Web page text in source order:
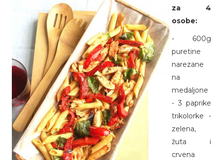
za 4
osobe:
- 600g
puretine
narezane
na
medaljone
- 3 paprike
trikolorke -
zelena,
žuta i
crvena